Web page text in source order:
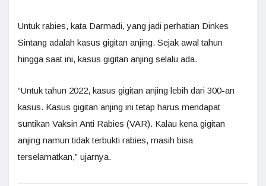
Untuk rabies, kata Darmadi, yang jadi perhatian Dinkes
Sintang adalah kasus gigitan anjing. Sejak awal tahun
hingga saat ini, kasus gigitan anjing selalu ada.
“Untuk tahun 2022, kasus gigitan anjing lebih dari 300-an
kasus. Kasus gigitan anjing ini tetap harus mendapat
suntikan Vaksin Anti Rabies (VAR). Kalau kena gigitan
anjing namun tidak terbukti rabies, masih bisa
terselamatkan,” ujarnya.